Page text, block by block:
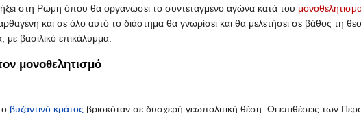
στη Ρώμη όπου θα οργανώσει το συντεταγμένο αγώνα κατά του
και σε όλο αυτό το διάστημα θα γνωρίσει και θα μελετήσει σε βάθος τη
βασιλικό επικάλυμμα.
μονοθελητισμό
βυζαντινό κράτος βρισκόταν σε δυσχερή γεωπολιτική θέση. Οι επιθέσεις των